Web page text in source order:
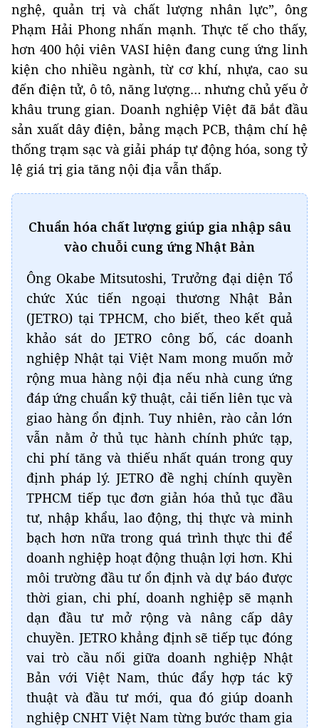
nghệ, quản trị và chất lượng nhân lực”, ông
Phạm Hải Phong nhấn mạnh. Thực tế cho thấy,
hơn 400 hội viên VASI hiện đang cung ứng linh
kiện cho nhiều ngành, từ cơ khí, nhựa, cao su
đến điện tử, ô tô, năng lượng… nhưng chủ yếu ở
khâu trung gian. Doanh nghiệp Việt đã bắt đầu
sản xuất dây điện, bảng mạch PCB, thậm chí hệ
thống trạm sạc và giải pháp tự động hóa, song tỷ
lệ giá trị gia tăng nội địa vẫn thấp.
Chuẩn hóa chất lượng giúp gia nhập sâu
vào chuỗi cung ứng Nhật Bản
Ông Okabe Mitsutoshi, Trưởng đại diện Tổ
chức Xúc tiến ngoại thương Nhật Bản
(JETRO) tại TPHCM, cho biết, theo kết quả
khảo sát do JETRO công bố, các doanh
nghiệp Nhật tại Việt Nam mong muốn mở
rộng mua hàng nội địa nếu nhà cung ứng
đáp ứng chuẩn kỹ thuật, cải tiến liên tục và
giao hàng ổn định. Tuy nhiên, rào cản lớn
vẫn nằm ở thủ tục hành chính phức tạp,
chi phí tăng và thiếu nhất quán trong quy
định pháp lý. JETRO đề nghị chính quyền
TPHCM tiếp tục đơn giản hóa thủ tục đầu
tư, nhập khẩu, lao động, thị thực và minh
bạch hơn nữa trong quá trình thực thi để
doanh nghiệp hoạt động thuận lợi hơn. Khi
môi trường đầu tư ổn định và dự báo được
thời gian, chi phí, doanh nghiệp sẽ mạnh
dạn đầu tư mở rộng và nâng cấp dây
chuyền. JETRO khẳng định sẽ tiếp tục đóng
vai trò cầu nối giữa doanh nghiệp Nhật
Bản với Việt Nam, thúc đẩy hợp tác kỹ
thuật và đầu tư mới, qua đó giúp doanh
nghiệp CNHT Việt Nam từng bước tham gia